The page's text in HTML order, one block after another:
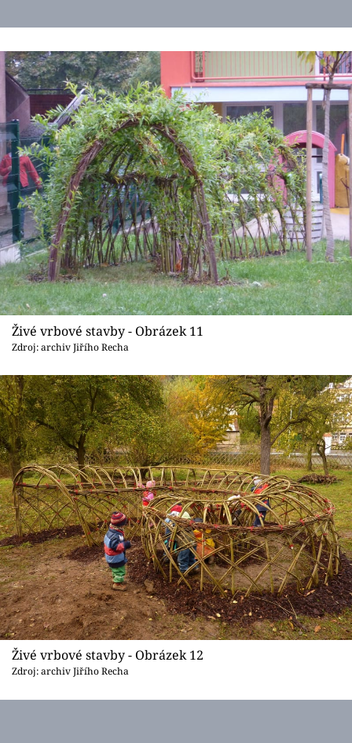
Živé vrbové stavby - Obrázek 11
Zdroj: archiv Jiřího Recha
Živé vrbové stavby - Obrázek 12
Zdroj: archiv Jiřího Recha